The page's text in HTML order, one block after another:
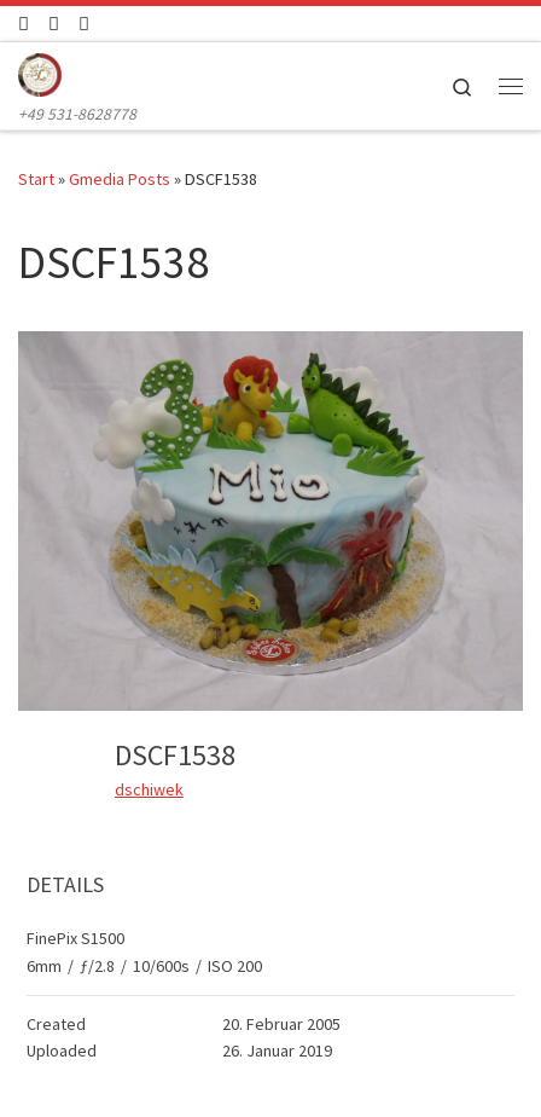
Zum Inhalt springen
+49 531-8628778
Search
Start»Gmedia Posts »DSCF1538
DSCF1538
DSCF1538
dschiwek
DETAILS
FinePix S1500
6mm / ƒ/2.8 / 10/600s / ISO 200
Created
20. Februar 2005
Uploaded
26. Januar 2019